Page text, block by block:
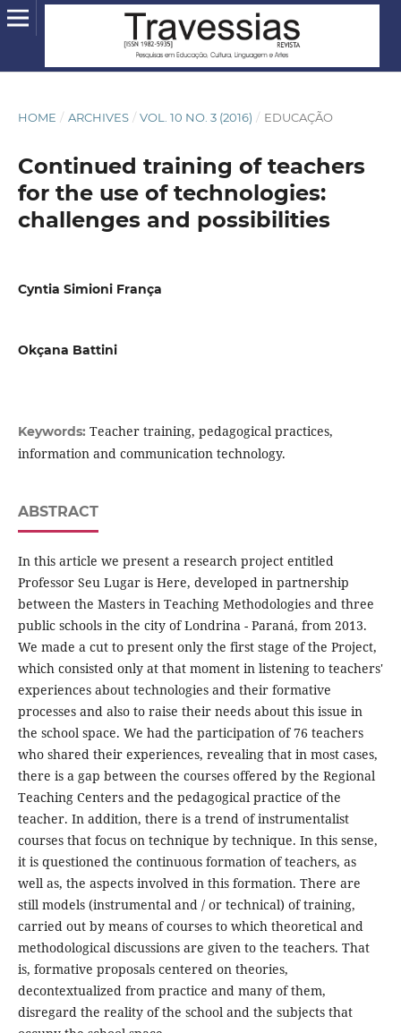
HOME / ARCHIVES / VOL. 10 NO. 3 (2016) / EDUCAÇÃO
Continued training of teachers
for the use of technologies:
challenges and possibilities
Cyntia Simioni França
Okçana Battini
Keywords: Teacher training, pedagogical practices,
information and communication technology.
ABSTRACT
In this article we present a research project entitled
Professor Seu Lugar is Here, developed in partnership
between the Masters in Teaching Methodologies and three
public schools in the city of Londrina - Paraná, from 2013.
We made a cut to present only the first stage of the Project,
which consisted only at that moment in listening to teachers'
experiences about technologies and their formative
processes and also to raise their needs about this issue in
the school space. We had the participation of 76 teachers
who shared their experiences, revealing that in most cases,
there is a gap between the courses offered by the Regional
Teaching Centers and the pedagogical practice of the
teacher. In addition, there is a trend of instrumentalist
courses that focus on technique by technique. In this sense,
it is questioned the continuous formation of teachers, as
well as, the aspects involved in this formation. There are
still models (instrumental and / or technical) of training,
carried out by means of courses to which theoretical and
methodological discussions are given to the teachers. That
is, formative proposals centered on theories,
decontextualized from practice and many of them,
disregard the reality of the school and the subjects that